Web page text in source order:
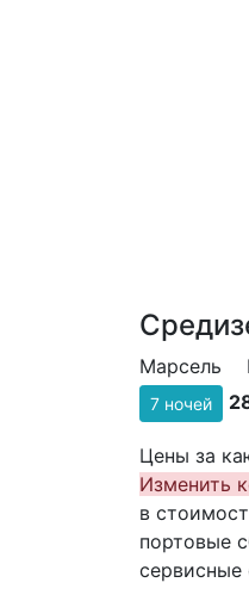
Марсель
7 ночей
Цены за
Изменить
в
портовые